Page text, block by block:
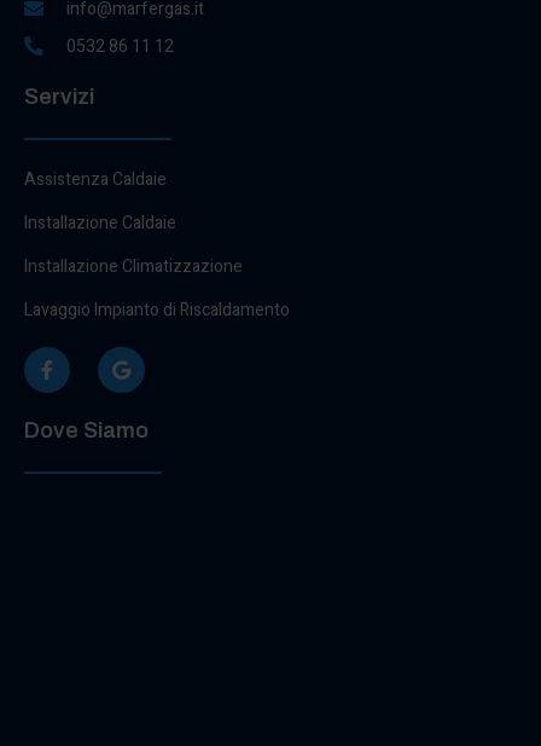
info@marfergas.it
0532 86 11 12
Servizi
Assistenza Caldaie
Installazione Caldaie
Installazione Climatizzazione
Lavaggio Impianto di Riscaldamento
Dove Siamo